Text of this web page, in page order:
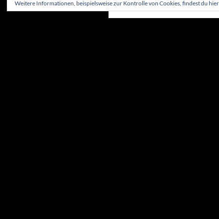
Weitere Informationen, beispielsweise zur Kontrolle von Cookies, findest du